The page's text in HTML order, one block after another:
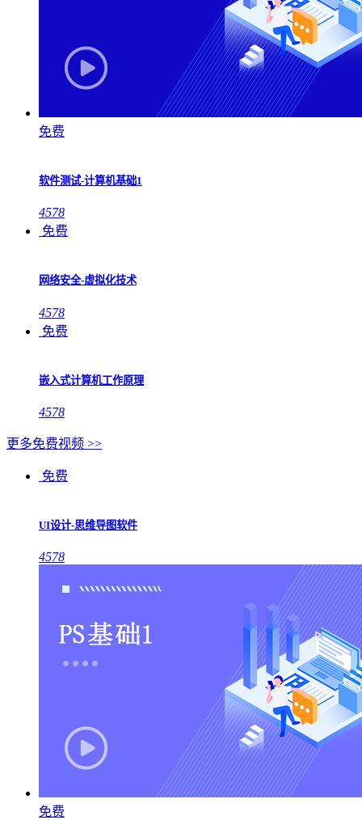
免费
软件测试-计算机基础1
4578
免费
网络安全-虚拟化技术
4578
免费
嵌入式计算机工作原理
4578
更多免费视频 >>
免费
UI设计-思维导图软件
4578
免费